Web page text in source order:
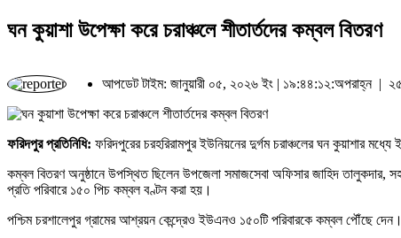
ঘন কুয়াশা উপেক্ষা করে চরাঞ্চলে শীতার্তদের কম্বল বিতরণ
আপডেট টাইম: জানুয়ারী ০৫, ২০২৬ ইং | ১৯:৪৪:১২:অপরাহ্ন |
ফরিদপুর প্রতিনিধি: ফরিদপুরের চরহরিরামপুর ইউনিয়নের দুর্গম চরাঞ্চলের ঘন কুয়াশার
কম্বল বিতরণ অনুষ্ঠানে উপস্থিত ছিলেন উপজেলা সমাজসেবা অফিসার জাহিদ তালুকদার,
প্রতি পরিবারে ১৫০ পিচ কম্বল বণ্টন করা হয়।
পশ্চিম চরশালেপুর গ্রামের আশ্রয়ন কেন্দ্রেও ইউএনও ১৫০টি পরিবারকে কম্বল পৌঁছে